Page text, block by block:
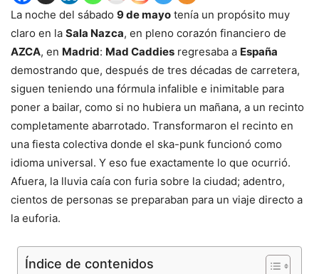
La noche del sábado 9 de mayo tenía un propósito muy
claro en la Sala Nazca, en pleno corazón financiero de
AZCA, en Madrid: Mad Caddies regresaba a España
demostrando que, después de tres décadas de carretera,
siguen teniendo una fórmula infalible e inimitable para
poner a bailar, como si no hubiera un mañana, a un recinto
completamente abarrotado. Transformaron el recinto en
una fiesta colectiva donde el ska-punk funcionó como
idioma universal. Y eso fue exactamente lo que ocurrió.
Afuera, la lluvia caía con furia sobre la ciudad; adentro,
cientos de personas se preparaban para un viaje directo a
la euforia.
Índice de contenidos